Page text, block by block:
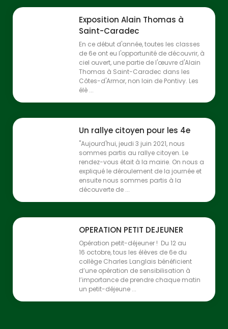
Exposition Alain Thomas à
Saint-Caradec
En ce début d'année, toutes les classes
de 6e ont eu l'opportunité de découvrir, à
ciel ouvert, une partie de l'œuvre d'Alain
Thomas à Saint-Caradec dans les
Côtes-d'Armor, non loin de Pontivy. Les
élè ...
Un rallye citoyen pour les 4e
"Aujourd'hui, jeudi 3 juin 2021, nous
sommes partis au rallye citoyen. Le
rendez-vous était à la mairie. On nous a
expliqué le déroulement de la journée et
ensuite nous sommes partis à la
découverte de ...
OPERATION PETIT DEJEUNER
Opération petit-déjeuner ! Du 12 au
16 octobre, tous les élèves de 6e du
collège Charles Langlais bénéficient
d’une opération de sensibilisation à
l’importance de prendre chaque matin
un petit-déjeune ...